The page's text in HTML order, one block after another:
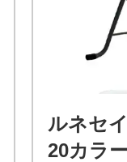
ルネセ
20カラ